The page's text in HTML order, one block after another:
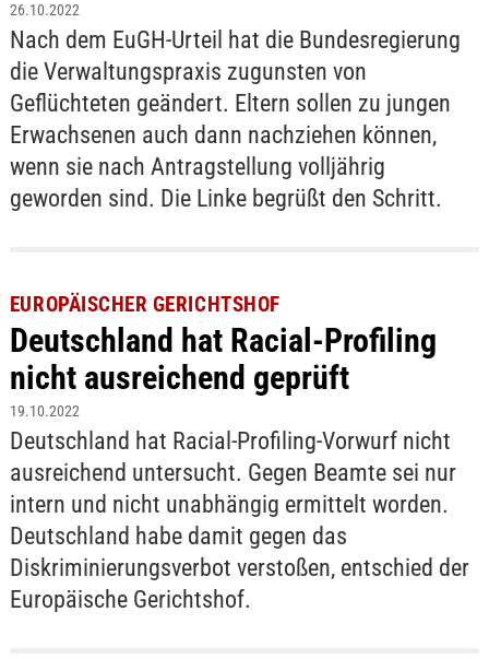
26.10.2022
Nach dem EuGH-Urteil hat die Bundesregierung
die Verwaltungspraxis zugunsten von
Geflüchteten geändert. Eltern sollen zu jungen
Erwachsenen auch dann nachziehen können,
wenn sie nach Antragstellung volljährig
geworden sind. Die Linke begrüßt den Schritt.
EUROPÄISCHER GERICHTSHOF
Deutschland hat Racial-Profiling
nicht ausreichend geprüft
19.10.2022
Deutschland hat Racial-Profiling-Vorwurf nicht
ausreichend untersucht. Gegen Beamte sei nur
intern und nicht unabhängig ermittelt worden.
Deutschland habe damit gegen das
Diskriminierungsverbot verstoßen, entschied der
Europäische Gerichtshof.